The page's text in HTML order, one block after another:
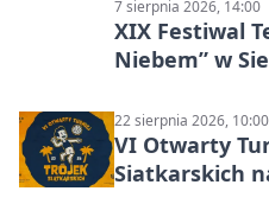
7 sierpnia 2026, 14:00
XIX Festiwal
Niebem” w
22 sierpnia 2026, 10:00
VI Otwarty
Siatkarskich